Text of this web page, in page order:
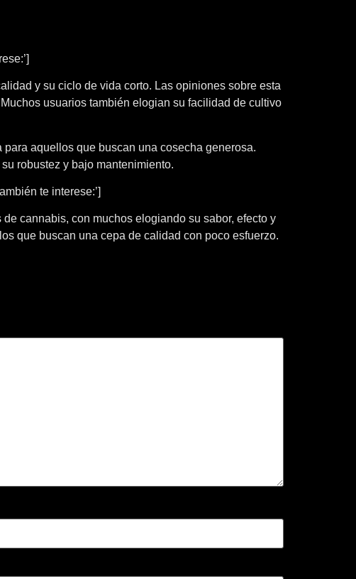
y su ciclo de vida corto. Las opiniones sobre esta
usuarios también elogian su facilidad de cultivo
aquellos que buscan una cosecha generosa.
robustez y bajo mantenimiento.
te interese:’]
cannabis, con muchos elogiando su sabor, efecto y
que buscan una cepa de calidad con poco esfuerzo.